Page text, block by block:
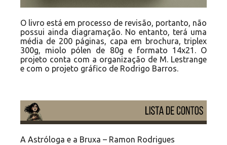
O livro está em processo de revisão, portanto, não
possui ainda diagramação. No entanto, terá uma
média de 200 páginas, capa em brochura, triplex
300g, miolo pólen de 80g e formato 14x21. O
projeto conta com a organização de M. Lestrange
e com o projeto gráfico de Rodrigo Barros.
A Astróloga e a Bruxa – Ramon Rodrigues